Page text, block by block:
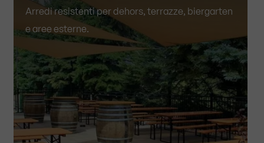
Arredi resistenti per dehors, terrazze, biergarten
e aree esterne.